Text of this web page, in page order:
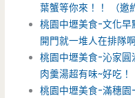
葉蟹等你來！！ （邀
桃園中壢美食-文化
開門就一堆人在排隊
桃園中壢美食-沁家
肉羹湯超有味~好吃！
桃園中壢美食-滿穗